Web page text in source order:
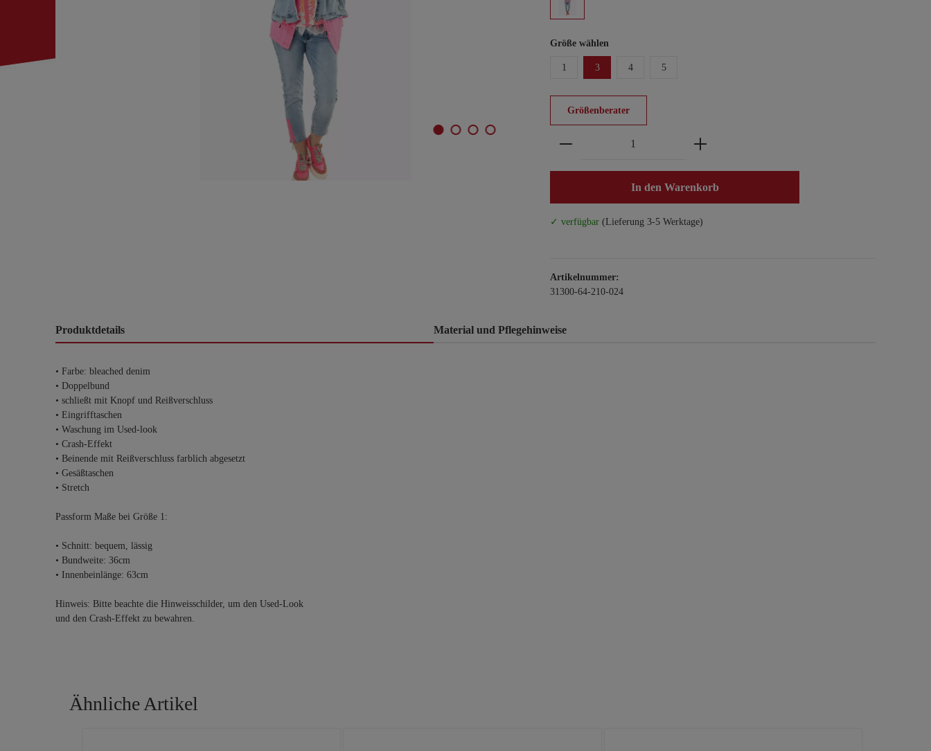
Größe wählen
1 3 4 5
Größenberater
Produkt Anzahl: Gib den gewünschten Wert ein oder
In den Warenkorb
✓ verfügbar (Lieferung 3-5 Werktage)
Artikelnummer:
31300-64-210-024
Produktdetails Material und Pflegehinweise
• Farbe: bleached denim
• Doppelbund
• schließt mit Knopf und Reißverschluss
• Eingrifftaschen
• Waschung im Used-look
• Crash-Effekt
• Beinende mit Reißverschluss farblich abgesetzt
• Gesäßtaschen
• Stretch
Passform Maße bei Größe 1:
• Schnitt: bequem, lässig
• Bundweite: 36cm
• Innenbeinlänge: 63cm
Hinweis: Bitte beachte die Hinweisschilder, um den Used-Look
und den Crash-Effekt zu bewahren.
Ähnliche Artikel